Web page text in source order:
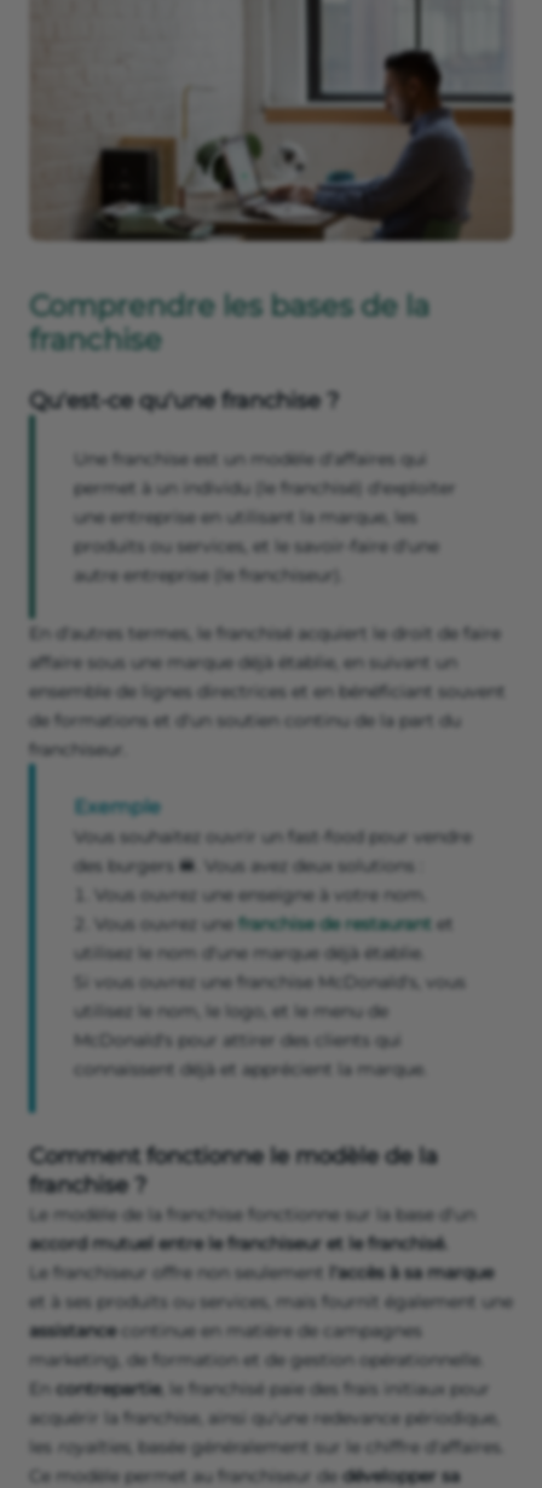
Comprendre les bases de la
franchise
Qu'est-ce qu'une franchise ?
Une franchise est un modèle d'affaires qui
permet à un individu (le franchisé) d'exploiter
une entreprise en utilisant la marque, les
produits ou services, et le savoir-faire d'une
autre entreprise (le franchiseur).
En d'autres termes, le franchisé acquiert le droit de faire
affaire sous une marque déjà établie, en suivant un
ensemble de lignes directrices et en bénéficiant souvent
de formations et d'un soutien continu de la part du
franchiseur.
Exemple
Vous souhaitez ouvrir un fast-food pour vendre
des burgers 🍔. Vous avez deux solutions :
Vous ouvrez une enseigne à votre nom.
Vous ouvrez une franchise de restaurant et
utilisez le nom d'une marque déjà établie.
Si vous ouvrez une franchise McDonald's, vous
utilisez le nom, le logo, et le menu de
McDonald's pour attirer des clients qui
connaissent déjà et apprécient la marque.
Comment fonctionne le modèle de la
franchise ?
Le modèle de la franchise fonctionne sur la base d'un
accord mutuel entre le franchiseur et le franchisé.
Le franchiseur offre non seulement
l'accès à sa marque
et à ses produits ou services, mais fournit également une
assistancecontinue en matière de campagnes
marketing, de formation et de gestion opérationnelle.
En contrepartie, le franchisé paie des frais initiaux pour
acquérir la franchise, ainsi qu'une redevance périodique,
les
royalties , basée généralement sur le chiffre d'affaires.
Ce modèle permet au franchiseur de développer sa